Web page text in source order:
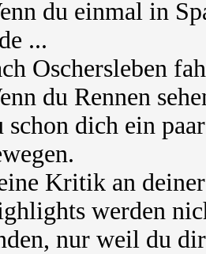
du einmal in
...
Oschersleben
du Rennen
schon dich ein
Kritik an
werden
nur weil du